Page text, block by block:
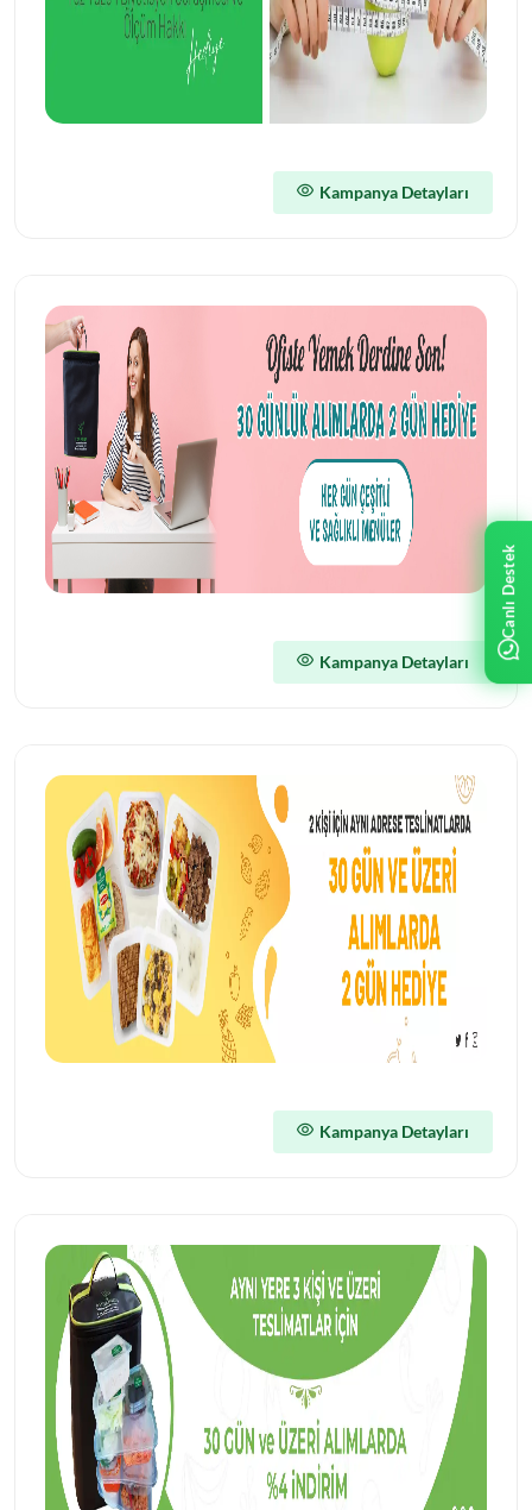
Kampanya Detayları
Kampanya Detayları
Kampanya Detayları
Canlı Destek